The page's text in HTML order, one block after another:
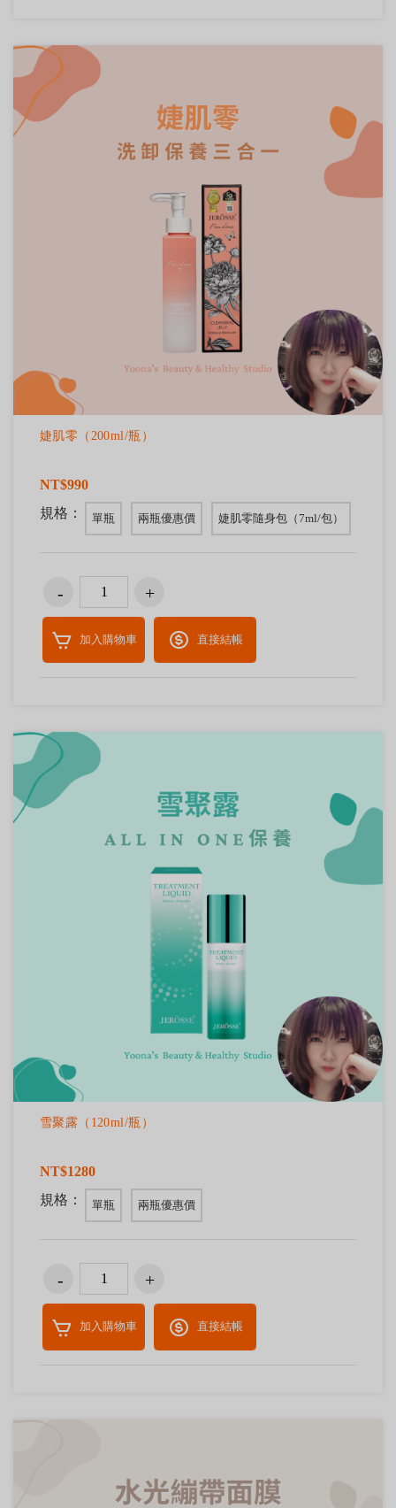
婕肌零（200ml/瓶）
NT$990
規格：
單瓶 兩瓶優惠價 婕肌零隨身包（7ml/包）
加入購物車 直接結帳
雪聚露（120ml/瓶）
NT$1280
規格：
單瓶 兩瓶優惠價
加入購物車 直接結帳